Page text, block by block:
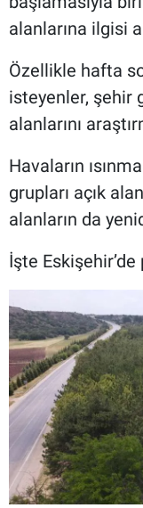
alanlarına ilgisi
Özellikle hafta
isteyenler, şehir
alanlarını
Havaların
grupları açık
alanların da
İşte